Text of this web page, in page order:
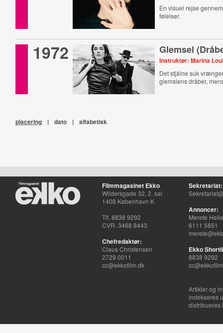
En visuel rejse
følelser.
1972 Glemsel
Instruktør: Marina
Det stjålne suk
glemslens dråber,
placering | dato | alfabetisk
Filmmagasinet Ekko
Wildersgade 32, 2. sal
1408 København K
Tlf. 8838 9292
CVR. 3468 8443
Chefredaktør:
Claus Christensen
2729 0011
cc@ekkofilm.dk
Sekretariat:
Annoncer:
Merete
6111 5851
Ekko
8838 9292
Artikler og
indekseres
distribueres